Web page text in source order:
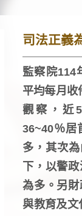
司法正義
監察院114
平均每月收
觀察，近
36~40％居
多，其次
下，以警
為多。另
與教育及文